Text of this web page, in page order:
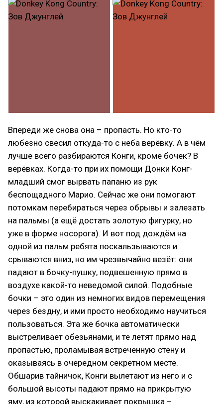
Впереди же снова она – пропасть. Но кто-то
любезно свесил откуда-то с неба верёвку. А в чём
лучше всего разбираются Конги, кроме бочек? В
верёвках. Когда-то при их помощи Донки Конг-
младший смог вырвать папаню из рук
беспощадного Марио. Сейчас же они помогают
потомкам перебираться через обрывы и залезать
на пальмы (а ещё достать золотую фигурку, но
уже в форме носорога). И вот под дождём на
одной из пальм ребята поскальзываются и
срываются вниз, но им чрезвычайно везёт: они
падают в бочку-пушку, подвешенную прямо в
воздухе какой-то неведомой силой. Подобные
бочки ­– это один из немногих видов перемещения
через бездну, и ими просто необходимо научиться
пользоваться. Эта же бочка автоматически
выстреливает обезьянами, и те летят прямо над
пропастью, проламывая встреченную стену и
оказываясь в очередном секретном месте.
Обшарив тайничок, Конги вылетают из него и с
большой высоты падают прямо на прикрытую
яму, из которой выскакивает покрышка –